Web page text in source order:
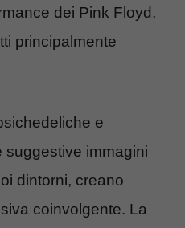
dei Pink Floyd,
principalmente
e
suggestive immagini
dintorni, creano
coinvolgente. La